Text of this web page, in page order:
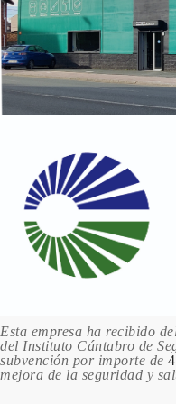
RAL 1028
158.47 €
200 en stock
RAL 1032
158.47 €
RAL 1033
158.47 €
198 en stock
RAL 1034
158.47 €
200 en stock
158.47 €
200 en stock
RAL 2000
Esta empresa ha recibido
del Instituto Cántabro de
subvención por importe de
mejora de la seguridad y